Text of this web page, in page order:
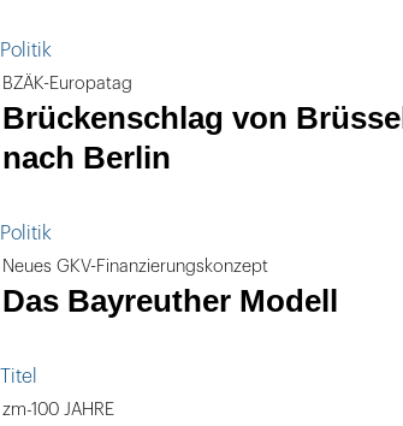
Politik
BZÄK-Europatag
Brückenschlag von Brüssel
nach Berlin
Politik
Neues GKV-Finanzierungskonzept
Das Bayreuther Modell
Titel
zm-100 JAHRE